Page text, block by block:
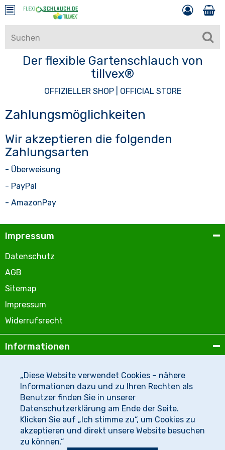
Der flexible Gartenschlauch von
tillvex®
OFFIZIELLER SHOP | OFFICIAL STORE
Zahlungsmöglichkeiten
Wir akzeptieren die folgenden
Zahlungsarten
- Überweisung
- PayPal
- AmazonPay
Impressum
Datenschutz
AGB
Sitemap
Impressum
Widerrufsrecht
Informationen
Zahlungsmöglichkeiten
Versandinformationen
Newsletter
„Diese Website verwendet Cookies – nähere
Informationen dazu und zu Ihren Rechten als
Benutzer finden Sie in unserer
Datenschutzerklärung am Ende der Seite.
Klicken Sie auf „Ich stimme zu“, um Cookies zu
akzeptieren und direkt unsere Website besuchen
zu können.“